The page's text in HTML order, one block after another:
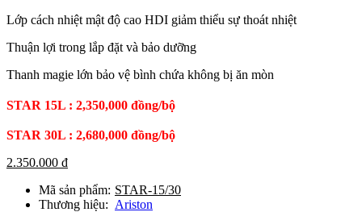
Lớp cách nhiệt mật độ cao HDI giảm thiểu sự thoát nhiệt
Thuận lợi trong lắp đặt và bảo dưỡng
Thanh magie lớn bảo vệ bình chứa không bị ăn mòn
STAR 15L : 2,350,000 đồng/bộ
STAR 30L : 2,680,000 đồng/bộ
2.350.000 đ
Mã sản phẩm: STAR-15/30
Thương hiệu: Ariston